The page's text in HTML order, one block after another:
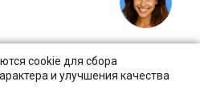
cookie для сбора
и улучшения качества